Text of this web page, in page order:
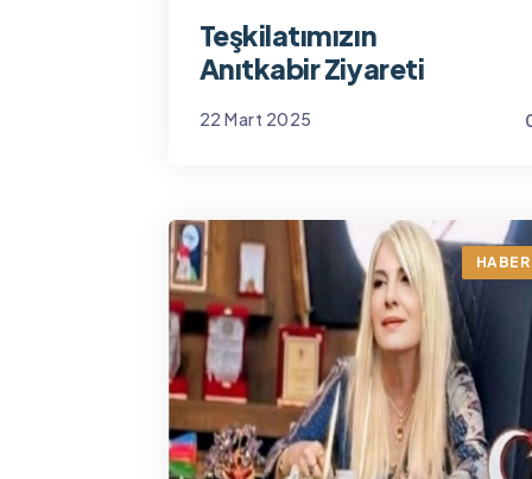
Teşkilatımızın
Anıtkabir Ziyareti
22 Mart 2025
HABER